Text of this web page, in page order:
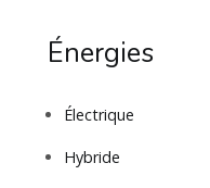
Énergies
Électrique
Hybride